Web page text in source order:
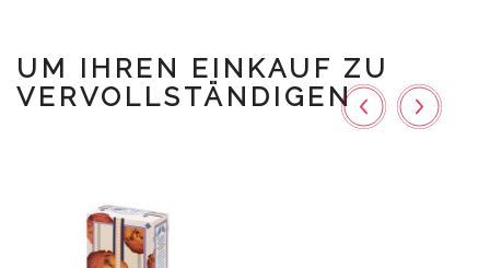
UM IHREN EINKAUF ZU
VERVOLLSTÄNDIGEN